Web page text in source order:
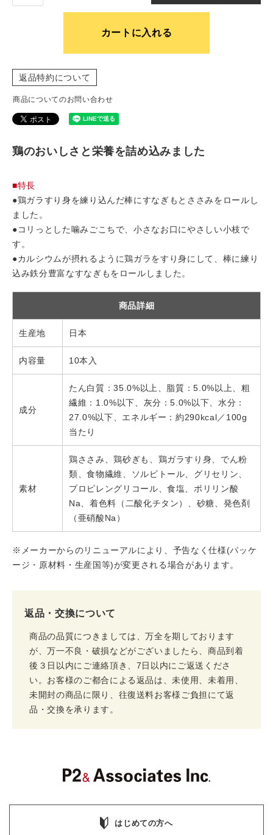
カートに入れる
返品特約について
商品についてのお問い合わせ
鶏のおいしさと栄養を詰め込みました
■特長
●鶏ガラすり身を練り込んだ棒にすなぎもとささみをロールし
ました。
●コリっとした噛みごこちで、小さなお口にやさしい小枝で
す。
●カルシウムが摂れるように鶏ガラをすり身にして、棒に練り
込み鉄分豊富なすなぎもをロールしました。
商品詳細
生産地 日本
内容量 10本入
成分
たん白質：35.0%以上、脂質：5.0%以上、粗
繊維：1.0%以下、灰分：5.0%以下、水分：
27.0%以下、エネルギー：約290kcal／100g
当たり
素材
鶏ささみ、鶏砂ぎも、鶏ガラすり身、でん粉
類、食物繊維、ソルビトール、グリセリン、
プロピレングリコール、食塩、ポリリン酸
Na、着色料（二酸化チタン）、砂糖、発色剤
（亜硝酸Na）
※メーカーからのリニューアルにより、予告なく仕様(パッケ
ージ・原材料・生産国等)が変更される場合があります。
返品・交換について
商品の品質につきましては、万全を期しております
が、万一不良・破損などがございましたら、商品到着
後３日以内にご連絡頂き、7日以内にご返送くださ
い。お客様のご都合による返品は、未使用、未着用、
未開封の商品に限り、往復送料お客様ご負担にて返
品・交換を承ります。
はじめての方へ